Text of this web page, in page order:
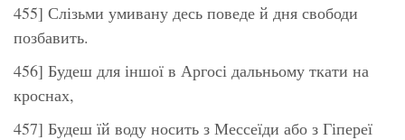
455] Слізьми умивану десь поведе й дня свободи
позбавить.
456] Будеш для іншої в Аргосі дальньому ткати на
кроснах,
457] Будеш їй воду носить з Мессеїди або з Гіпереї